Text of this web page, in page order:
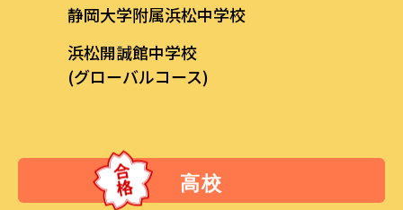
静岡大学附属浜松中学校
浜松開誠館中学校
(グローバルコース)
高校